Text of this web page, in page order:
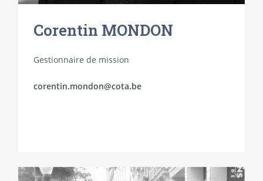
Corentin MONDON
Gestionnaire de mission
corentin.mondon@cota.be